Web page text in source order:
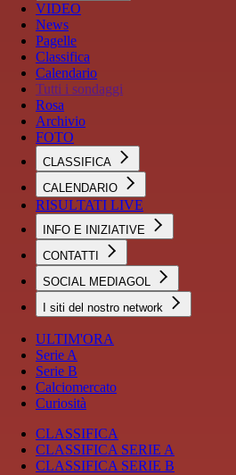
VIDEO
News
Pagelle
Classifica
Calendario
Tutti i sondaggi
Rosa
Archivio
FOTO
CLASSIFICA
CALENDARIO
RISULTATI LIVE
INFO E INIZIATIVE
CONTATTI
SOCIAL MEDIAGOL
I siti del nostro network
ULTIM'ORA
Serie A
Serie B
Calciomercato
Curiosità
CLASSIFICA
CLASSIFICA SERIE A
CLASSIFICA SERIE B